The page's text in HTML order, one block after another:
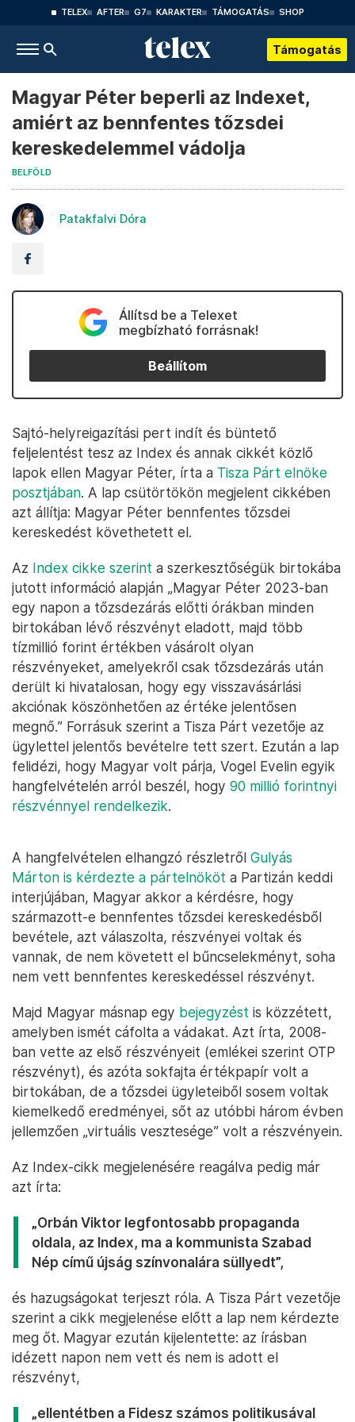
TELEX AFTER G7 KARAKTER TÁMOGATÁS SHOP
Támogatás
Magyar Péter beperli az Indexet,
amiért az bennfentes tőzsdei
kereskedelemmel vádolja
BELFÖLD
Patakfalvi Dóra
Állítsd be a Telexet
megbízható forrásnak!
Beállítom
Sajtó-helyreigazítási pert indít és büntető
feljelentést tesz az Index és annak cikkét közlő
lapok ellen Magyar Péter, írta a Tisza Párt elnöke
posztjában. A lap csütörtökön megjelent cikkében
azt állítja: Magyar Péter bennfentes tőzsdei
kereskedést követhetett el.
Az Index cikke szerint a szerkesztőségük birtokába
jutott információ alapján „Magyar Péter 2023-ban
egy napon a tőzsdezárás előtti órákban minden
birtokában lévő részvényt eladott, majd több
tízmillió forint értékben vásárolt olyan
részvényeket, amelyekről csak tőzsdezárás után
derült ki hivatalosan, hogy egy visszavásárlási
akciónak köszönhetően az értéke jelentősen
megnő.” Forrásuk szerint a Tisza Párt vezetője az
ügylettel jelentős bevételre tett szert. Ezután a lap
felidézi, hogy Magyar volt párja, Vogel Evelin egyik
hangfelvételén arról beszél, hogy 90 millió forintnyi
részvénnyel rendelkezik.
A hangfelvételen elhangzó részletről Gulyás
Márton is kérdezte a pártelnököt a Partizán keddi
interjújában, Magyar akkor a kérdésre, hogy
származott-e bennfentes tőzsdei kereskedésből
bevétele, azt válaszolta, részvényei voltak és
vannak, de nem követett el bűncselekményt, soha
nem vett bennfentes kereskedéssel részvényt.
Majd Magyar másnap egy bejegyzést is közzétett,
amelyben ismét cáfolta a vádakat. Azt írta, 2008-
ban vette az első részvényeit (emlékei szerint OTP
részvényt), és azóta sokfajta értékpapír volt a
birtokában, de a tőzsdei ügyleteiből sosem voltak
kiemelkedő eredményei, sőt az utóbbi három évben
jellemzően „virtuális vesztesége” volt a részvényein.
Az Index-cikk megjelenésére reagálva pedig már
azt írta:
„Orbán Viktor legfontosabb propaganda
oldala, az Index, ma a kommunista Szabad
Nép című újság színvonalára süllyedt”,
és hazugságokat terjeszt róla. A Tisza Párt vezetője
szerint a cikk megjelenése előtt a lap nem kérdezte
meg őt. Magyar ezután kijelentette: az írásban
idézett napon nem vett és nem is adott el
részvényt,
„ellentétben a Fidesz számos politikusával